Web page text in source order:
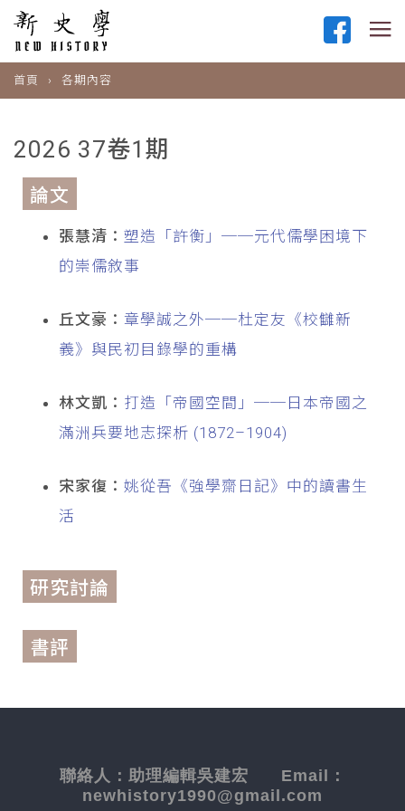
首頁 各期內容
2026 37卷1期
論文
張慧清： 塑造「許衡」──元代儒學困境下
的崇儒敘事
丘文豪： 章學誠之外──杜定友《校讎新
義》與民初目錄學的重構
林文凱： 打造「帝國空間」──日本帝國之
滿洲兵要地志探析 (1872–1904)
宋家復： 姚從吾《強學齋日記》中的讀書生
活
研究討論
書評
聯絡人： 助理編輯吳建宏 Email：
newhistory1990@gmail.com